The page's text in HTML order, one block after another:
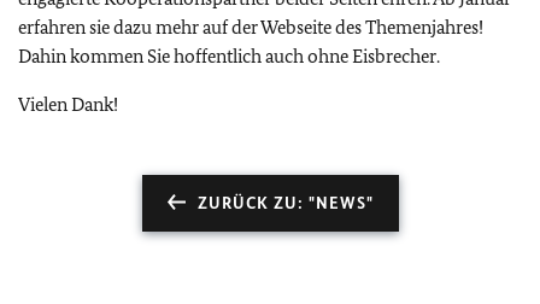
erfahren sie dazu mehr auf der Webseite des Themenjahres!
Dahin kommen Sie hoffentlich auch ohne Eisbrecher.
Vielen Dank!
ZURÜCK ZU: "NEWS"